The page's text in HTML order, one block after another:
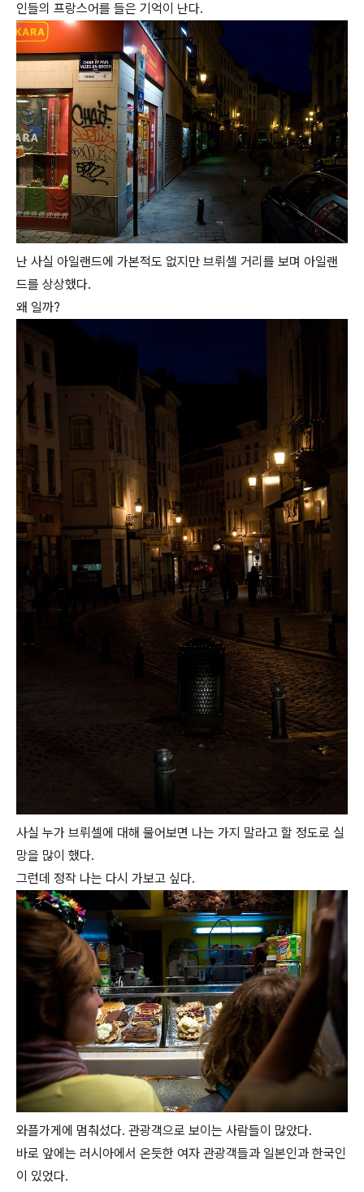
인들의 프랑스어를 들은 기억이 난다.
난 사실 아일랜드에 가본적도 없지만 브뤼셀 거리를 보며 아일랜
드를 상상했다.
왜 일까?
사실 누가 브뤼셀에 대해 물어보면 나는 가지 말라고 할 정도로 실
망을 많이 했다.
그런데 정작 나는 다시 가보고 싶다.
와플가게에 멈춰섰다. 관광객으로 보이는 사람들이 많았다.
바로 앞에는 러시아에서 온듯한 여자 관광객들과 일본인과 한국인
이 있었다.